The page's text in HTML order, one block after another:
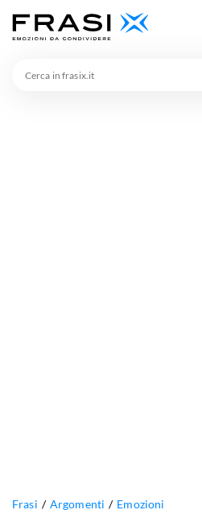
Frasi Argomenti Emozioni